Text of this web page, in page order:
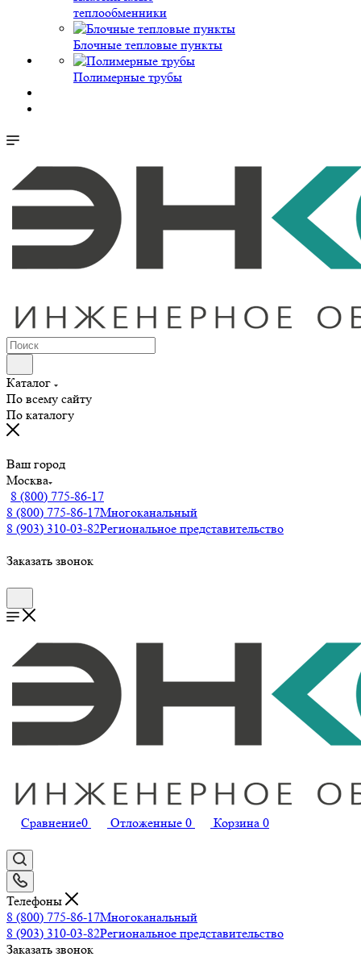
теплообменники
Блочные тепловые пункты
Полимерные трубы
Каталог
По всему сайту
По каталогу
Ваш город
Москва
8 (800) 775-86-17
8 (800) 775-86-17Многоканальный
8 (903) 310-03-82Региональное представительство
Заказать звонок
Сравнение0 Отложенные 0 Корзина 0
Телефоны
8 (800) 775-86-17Многоканальный
8 (903) 310-03-82Региональное представительство
Заказать звонок